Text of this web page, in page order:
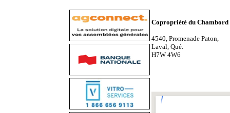
Copropriété du Chambord
4540, Promenade Paton,
Laval, Qué.
H7W 4W6